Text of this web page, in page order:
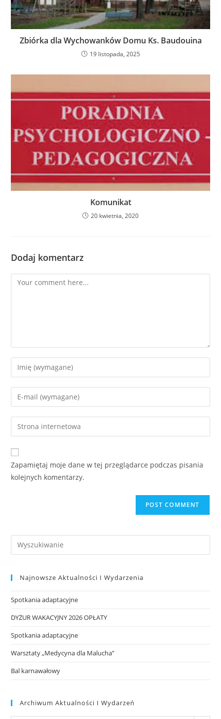
Zbiórka dla Wychowanków Domu Ks. Baudouina
19 listopada, 2025
Komunikat
20 kwietnia, 2020
Dodaj komentarz
Zapamiętaj moje dane w tej przeglądarce podczas pisania
kolejnych komentarzy.
Najnowsze Aktualności I Wydarzenia
Spotkania adaptacyjne
DYŻUR WAKACYJNY 2026 OPŁATY
Spotkania adaptacyjne
Warsztaty „Medycyna dla Malucha”
Bal karnawałowy
Archiwum Aktualności I Wydarzeń